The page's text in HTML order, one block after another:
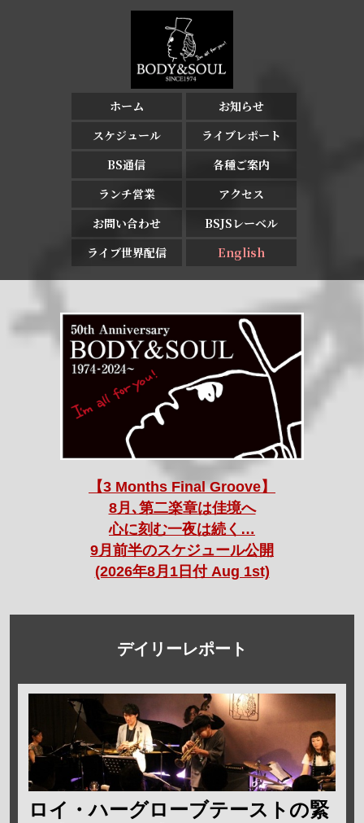
ホーム
お知らせ
スケジュール
ライブレポート
BS通信
各種ご案内
ランチ営業
アクセス
お問い合わせ
BSJSレーベル
ライブ世界配信
English
【3 Months Final Groove】
8月､第二楽章は佳境へ
心に刻む一夜は続く…
9月前半のスケジュール公開
(2026年8月1日付 Aug 1st)
デイリーレポート
ロイ・ハーグローブテーストの緊